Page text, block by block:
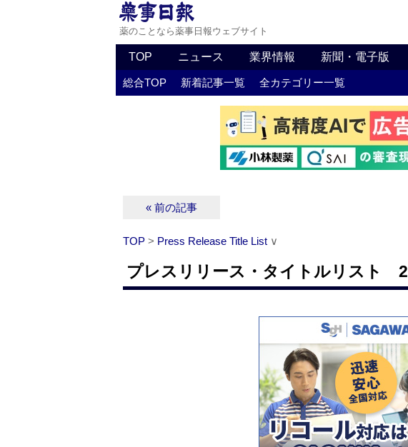
薬のことなら薬事日報ウェブサイト
TOP ニュース 業界情報 新聞・電子版
総合TOP 新着記事一覧 全カテゴリー一覧
« 前の記事
TOP > Press Release Title List ∨
プレスリリース・タイトルリスト